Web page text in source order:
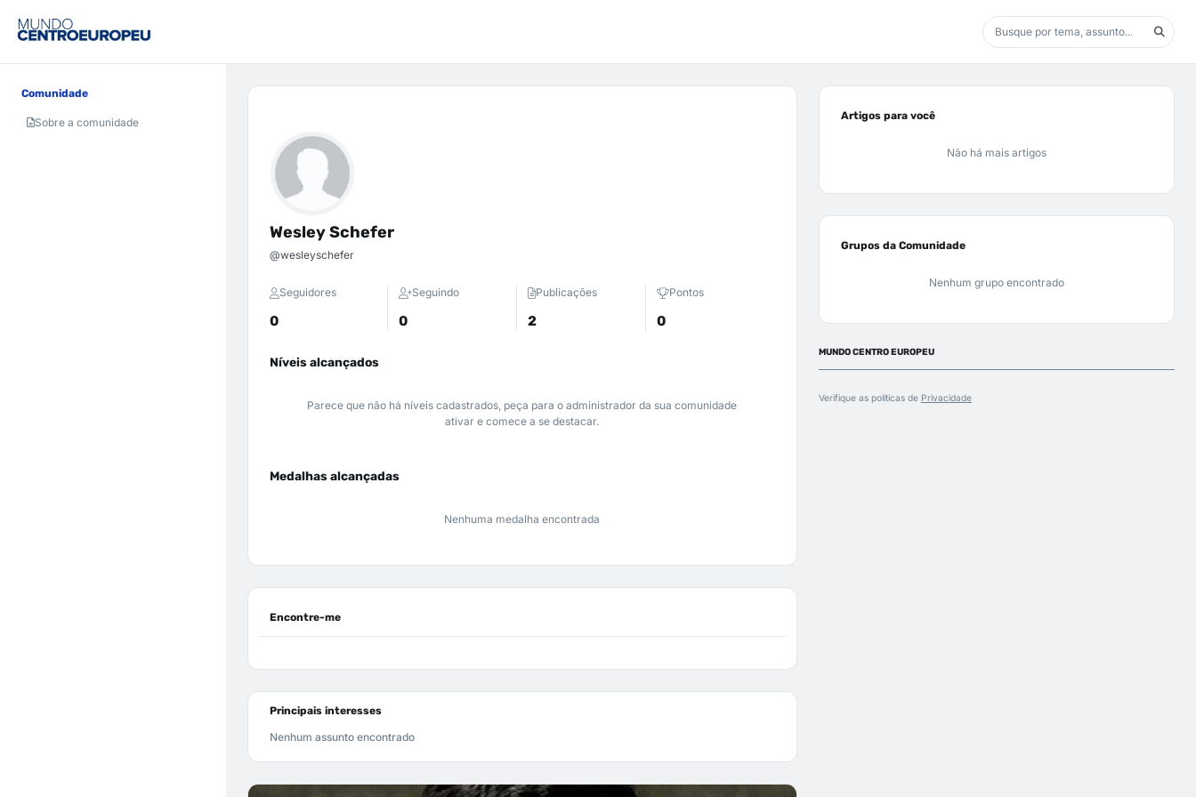
Comunidade
Sobre a comunidade
Wesley Schefer
@wesleyschefer
Seguidores
0
Seguindo
0
Publicações
2
Pontos
0
Níveis alcançados
Parece que não há níveis cadastrados, peça para o administrador da sua comunidade
ativar e comece a se destacar.
Medalhas alcançadas
Nenhuma medalha encontrada
Encontre-me
Principais interesses
Nenhum assunto encontrado
Artigos para você
Não há mais artigos
Grupos da Comunidade
Nenhum grupo encontrado
MUNDO CENTRO EUROPEU
Verifique as políticas de Privacidade